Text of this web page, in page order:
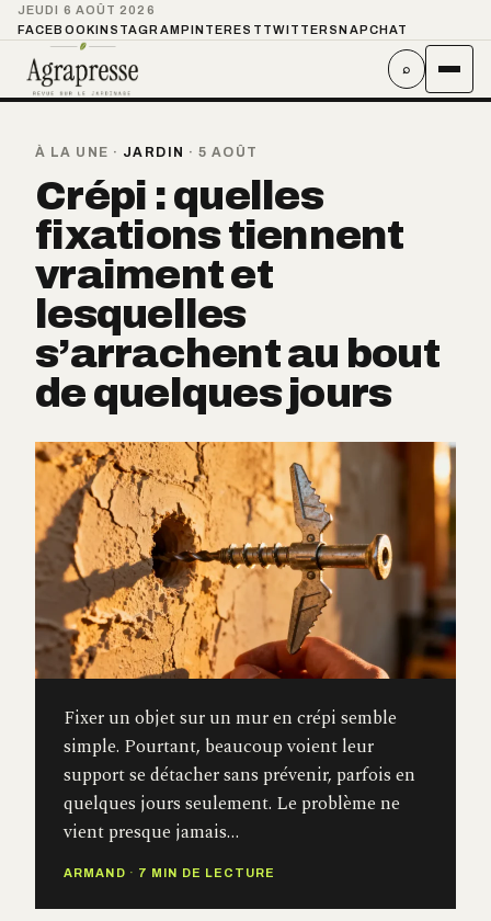
JEUDI 6 AOÛT 2026
FACEBOOKINSTAGRAMPINTEREST TWITTER SNAPCHAT
⌕
À LA UNE · JARDIN · 5 AOÛT
Crépi : quelles
fixations tiennent
vraiment et
lesquelles
s’arrachent au bout
de quelques jours
Fixer un objet sur un mur en crépi semble
simple. Pourtant, beaucoup voient leur
support se détacher sans prévenir, parfois en
quelques jours seulement. Le problème ne
vient presque jamais…
ARMAND · 7 MIN DE LECTURE